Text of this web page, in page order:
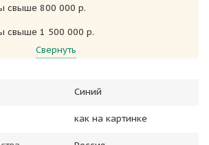
свыше 800 000 р.
свыше 1 500 000 р.
Свернуть
Синий
как на картинке